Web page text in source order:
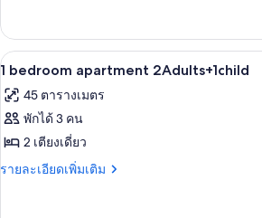
2
adults
เกี่ยว
กับ
1
Apartment
2
เปิด
ภาพถ่าย
ทั้งหมด
ของ
1
ผ้านวมขน
9
1 bedroom apartment 2Adults+1child
45 ตารางเมตร
พักได้ 3 คน
2 เตียงเดี่ยว
รายละเอียดเพิ่มเติม
ราย